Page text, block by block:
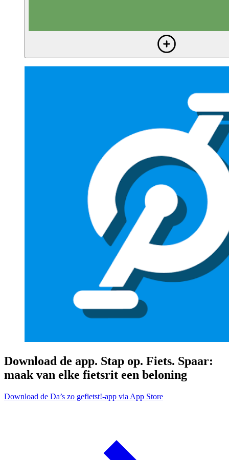
Download de app. Stap op. Fiets. Spaar:
maak van elke fietsrit een beloning
Download de Da’s zo gefietst!-app via App Store